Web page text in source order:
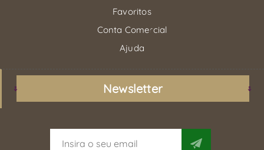
Favoritos
Conta Comercial
Ajuda
Newsletter